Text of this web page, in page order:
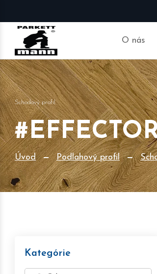
O nás
Schodový profil
Úvod Podlahový profil
Kategórie